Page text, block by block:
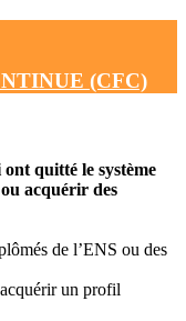
(CFC)
quitté le système
acquérir des
de l’ENS ou des
un profil